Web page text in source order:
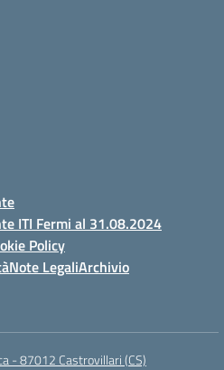
ITI Fermi al 31.08.2024
Policy
Note LegaliArchivio
- 87012 Castrovillari (CS)